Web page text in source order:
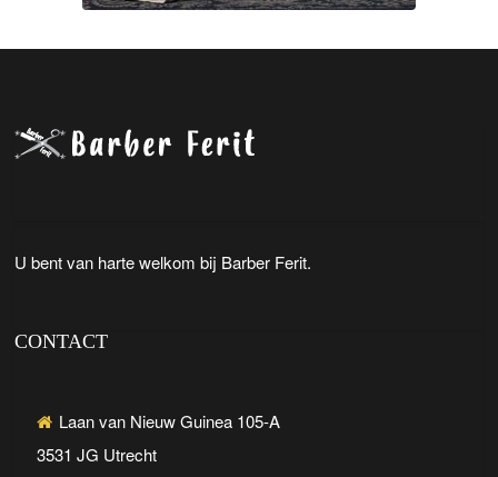
U bent van harte welkom bij Barber Ferit.
CONTACT
Laan van Nieuw Guinea 105-A
3531 JG Utrecht